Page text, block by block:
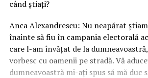
când știați?
Anca Alexandrescu: Nu neapărat
înainte să fiu în campania electorală
care l-am învățat de la
vorbesc cu oamenii pe stradă. Vă
dumneavoastră mi-ați spus să mă duc